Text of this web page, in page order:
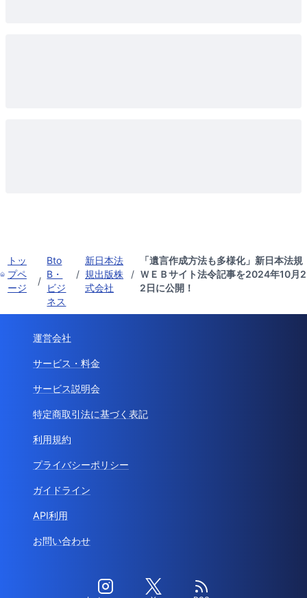
トッ
プペ
ージ
/
Bto
B・
ビジ
ネス
/
新日本法
規出版株
式会社
/
「遺言作成方法も多様化」新日本法規
ＷＥＢサイト法令記事を2024年10月2
2日に公開！
運営会社
サービス・料金
サービス説明会
特定商取引法に基づく表記
利用規約
プライバシーポリシー
ガイドライン
API利用
お問い合わせ